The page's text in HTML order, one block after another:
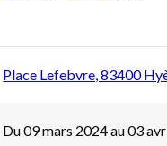
Place Lefebvre, 83400
Du 09 mars 2024 au 03